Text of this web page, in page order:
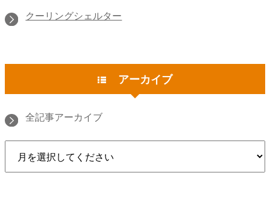
クーリングシェルター
アーカイブ
全記事アーカイブ